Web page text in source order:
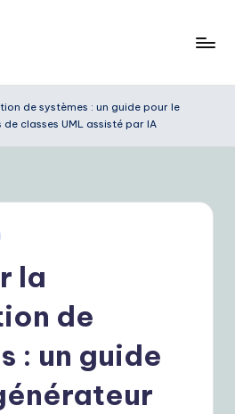
de systèmes : un guide pour le
classes UML assisté par IA
la
de
: un guide